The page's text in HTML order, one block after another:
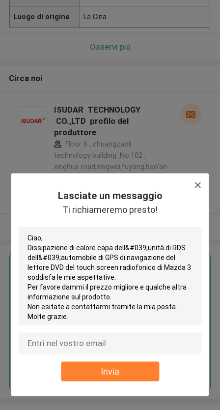
Lasciate un messaggio
Ti richiameremo presto!
Invia
Luogo di origine La Cina
Osservi più
Circa noi
ISUDAR TECHNOLOGY
CO.,LTD profilo del
produttore
Floor 6 , chuangzaoli
technology building ,No.102 ,
xinghua road,xingwei,fuyong,bao'an
Fornitore verificato
Ottieni il miglior prezzo per
Dissipazione di calore capa
dell'unità di RDS dell'automobile
radiofonico di Mazda 3
Continua